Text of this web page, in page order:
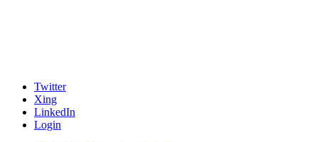
Twitter
Xing
LinkedIn
Login